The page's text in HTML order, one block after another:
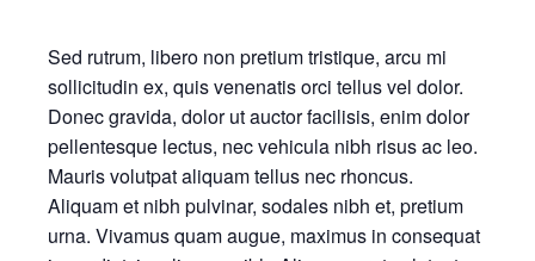
Sed rutrum, libero non pretium tristique, arcu mi
sollicitudin ex, quis venenatis orci tellus vel dolor.
Donec gravida, dolor ut auctor facilisis, enim dolor
pellentesque lectus, nec vehicula nibh risus ac leo.
Mauris volutpat aliquam tellus nec rhoncus.
Aliquam et nibh pulvinar, sodales nibh et, pretium
urna. Vivamus quam augue, maximus in consequat